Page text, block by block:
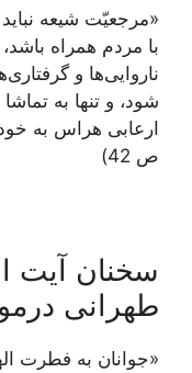
«مرجعیّت شیعه
با مردم همراه باشد،
ناروایی‌ها و
شود، و تنها به
ص 42)
سخنان آیت
طهرانی
«جوانان به فطرت